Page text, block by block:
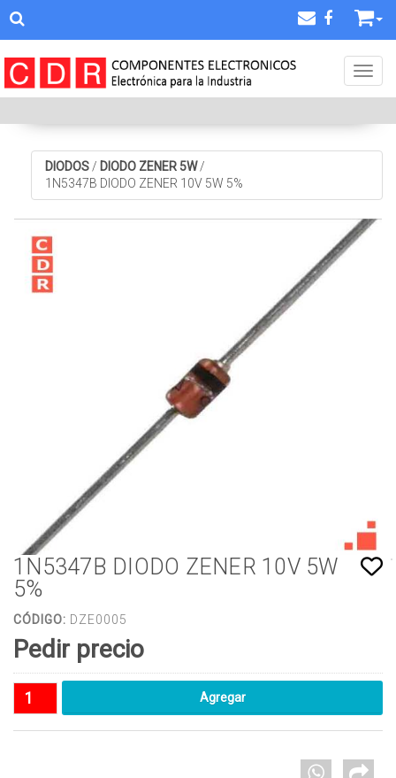
DIODOS / DIODO ZENER 5W /
1N5347B DIODO ZENER 10V 5W 5%
1N5347B DIODO ZENER 10V 5W
5%
CÓDIGO: DZE0005
Pedir precio